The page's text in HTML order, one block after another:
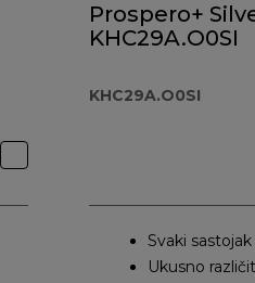
Prospero+
KHC29A.O0SI
KHC29A.O0SI
Svaki
Ukusno